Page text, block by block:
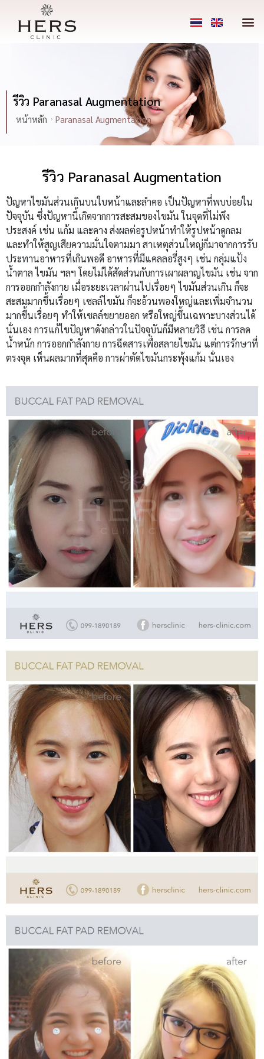
รีวิว Paranasal Augmentation
หน้าหลัก Paranasal Augmentation
รีวิว Paranasal Augmentation
ปัญหาไขมันส่วนเกินบนใบหน้าและลำคอ เป็นปัญหาที่พบบ่อยใน
ปัจจุบัน ซึ่งปัญหานี้เกิดจากการสะสมของไขมัน ในจุดที่ไม่พึง
ประสงค์ เช่น แก้ม และคาง ส่งผลต่อรูปหน้าทำให้รูปหน้าดูกลม
และทำให้สูญเสียความมั่นใจตามมา สาเหตุส่วนใหญ่ก็มาจากการรับ
ประทานอาหารที่เกินพอดี อาหารที่มีแคลลอรี่สูงๆ เช่น กลุ่มแป้ง
น้ำตาล ไขมัน ฯลฯ โดยไม่ได้สัดส่วนกับการเผาผลาญไขมัน เช่น จาก
การออกกำลังกาย เมื่อระยะเวลาผ่านไปเรื่อยๆ ไขมันส่วนเกิน ก็จะ
สะสมมากขึ้นเรื่อยๆ เซลล์ไขมัน ก็จะอ้วนพองใหญ่และเพิ่มจำนวน
มากขึ้นเรื่อยๆ ทำให้เซลล์ขยายออก หรือใหญ่ขึ้นเฉพาะบางส่วนได้
นั่นเอง การแก้ไขปัญหาดังกล่าวในปัจจุบันก็มีหลายวิธี เช่น การลด
น้ำหนัก การออกกำลังกาย การฉีดสารเพื่อสลายไขมัน แต่การรักษาที่
ตรงจุด เห็นผลมากที่สุดคือ การผ่าตัดไขมันกระพุ้งแก้ม นั่นเอง